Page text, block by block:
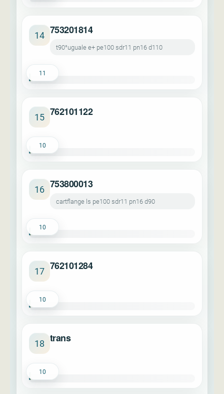
14 753201814
t90°uguale e+ pe100 sdr11 pn16 d110
11
15 762101122
10
16 753800013
cartflange ls pe100 sdr11 pn16 d90
10
17 762101284
10
18 trans
10